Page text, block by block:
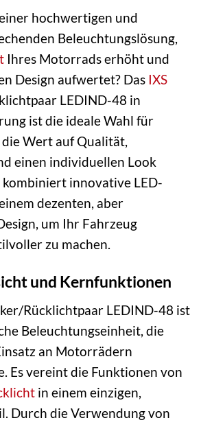
hochwertigen und
Beleuchtungslösung,
Ihres Motorrads erhöht und
Design aufwertet? Das IXS
LEDIND-48 in
ist die ideale Wahl für
Wert auf Qualität,
einen individuellen Look
kombiniert innovative LED-
dezenten, aber
um Ihr Fahrzeug
zu machen.
und Kernfunktionen
Rücklichtpaar LEDIND-48 ist
Beleuchtungseinheit, die
an Motorrädern
Es vereint die Funktionen von
in einem einzigen,
Durch die Verwendung von